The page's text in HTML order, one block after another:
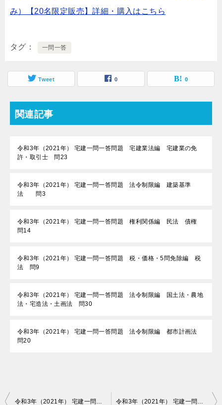
み）【20名限定販売】詳細・購入はこちら
タグ 一問一答
Tweet 0 0
関連記事
令和3年（2021年） 宅建一問一答問題 宅建業法編 宅建業の免
許・取引士 問23
令和3年（2021年） 宅建一問一答問題 法令制限編 建築基準
法 問3
令和3年（2021年） 宅建一問一答問題 権利関係編 民法 債権
問14
令和3年（2021年） 宅建一問一答問題 税・価格・5問免除編 税
法 問9
令和3年（2021年） 宅建一問一答問題 法令制限編 国土法・農地
法・宅造法・土画法 問30
令和3年（2021年） 宅建一問一答問題 法令制限編 都市計画法
問20
投 令和3年（2021年） 宅建一問一答問題 権利関係編 民法 債権 問4 令和3年（2021年） 宅建一問一答問題 権利関係編 民法 債権 問6